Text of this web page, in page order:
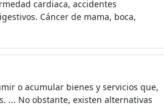
cardiaca, accidentes
Cáncer de mama, boca,
o acumular bienes y servicios que,
... No obstante, existen alternativas